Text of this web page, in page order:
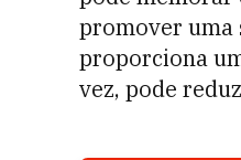
promover uma
proporciona
vez, pode